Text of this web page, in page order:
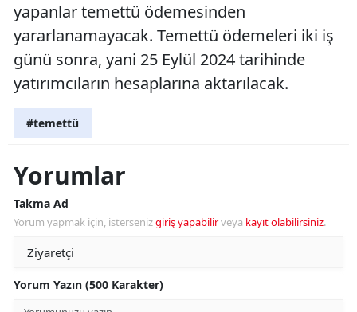
yapanlar temettü ödemesinden
yararlanamayacak. Temettü ödemeleri iki iş
günü sonra, yani 25 Eylül 2024 tarihinde
yatırımcıların hesaplarına aktarılacak.
#temettü
Yorumlar
Takma Ad
Yorum yapmak için, istersenizgiriş yapabilirveya kayıt olabilirsiniz.
Yorum Yazın (500 Karakter)